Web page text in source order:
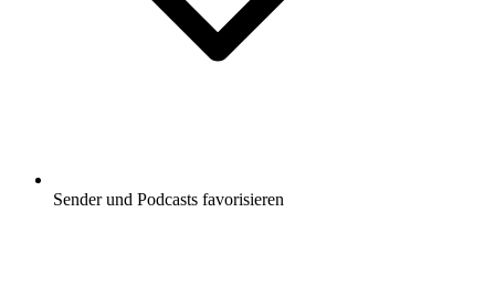
Sender und Podcasts favorisieren